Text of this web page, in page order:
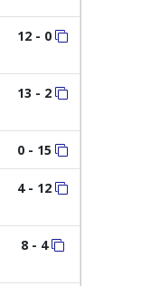
12 - 0
13 - 2
0 - 15
4 - 12
8 - 4